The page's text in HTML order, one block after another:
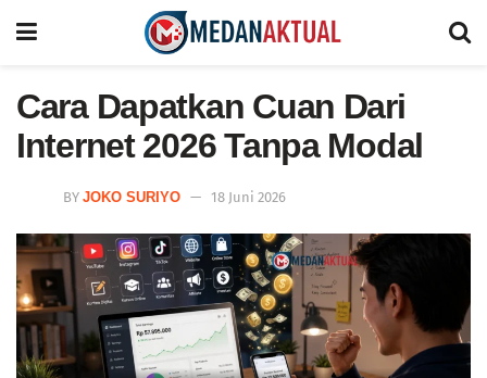
Cara Dapatkan Cuan Dari
Internet 2026 Tanpa Modal
BY JOKO SURIYO 18 Juni 2026